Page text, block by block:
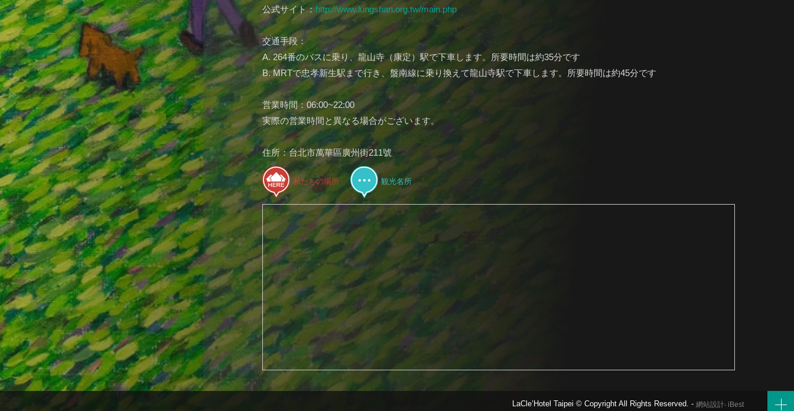
公式サイト：http://www.lungshan.org.tw/main.php
交通手段：
A. 264番のバスに乗り、龍山寺（康定）駅で下車します。所要時間は約35分です
B. MRTで忠孝新生駅まで行き、盤南線に乗り換えて龍山寺駅で下車します。所要時間は約45分です
営業時間：06:00~22:00
実際の営業時間と異なる場合がございます。
住所：台北市萬華區廣州街211號
私たちの場所 観光名所
LaCle’Hotel Taipei © Copyright All Rights Reserved. - 網站設計‧ iBest